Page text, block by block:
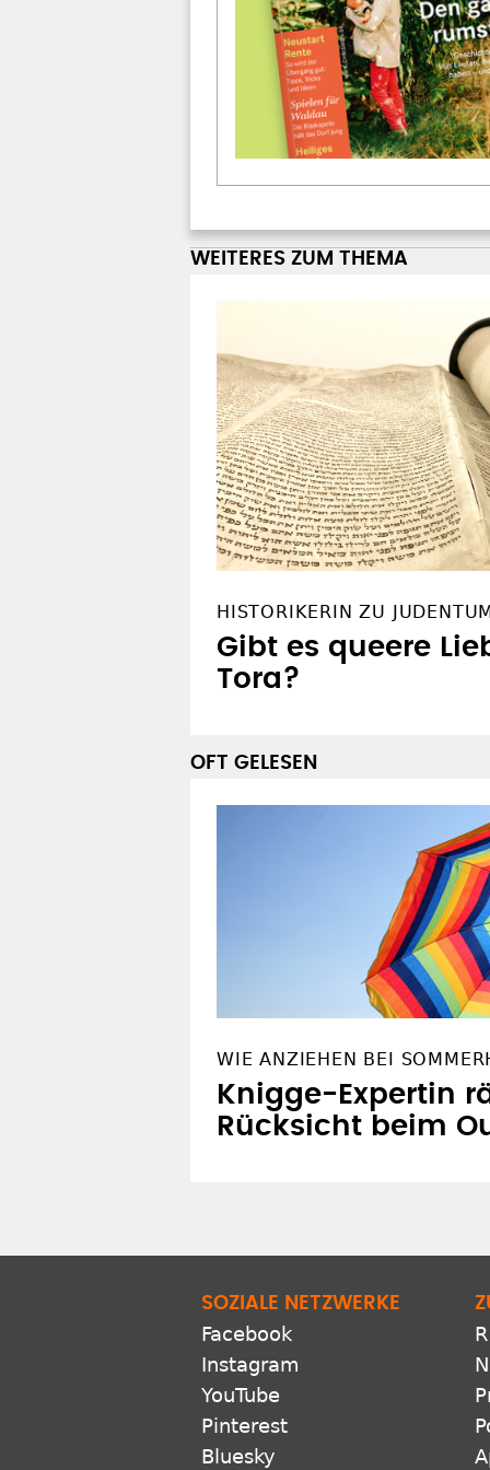
WEITERES ZUM THEMA
HISTORIKERIN ZU
Gibt es queere
Tora?
OFT GELESEN
WIE ANZIEHEN BEI
Knigge-Expertin
Rücksicht beim
SOZIALE NETZWERKE
Facebook
Instagram
YouTube
Pinterest
Bluesky